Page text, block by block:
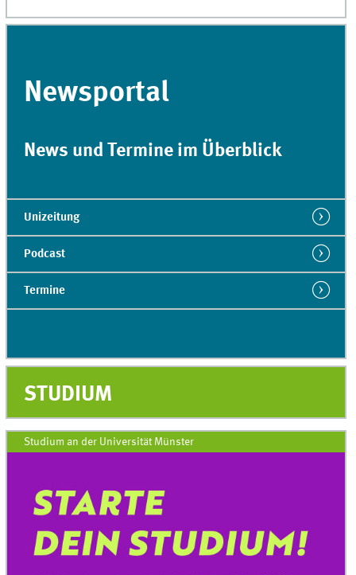
Newsportal
News und Termine im Überblick
Unizeitung
Podcast
Termine
STUDIUM
Studium an der Universität Münster